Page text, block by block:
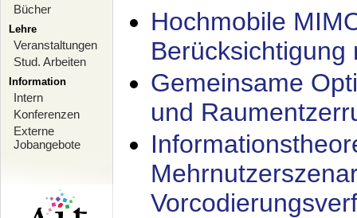
Bücher
Lehre
Veranstaltungen
Stud. Arbeiten
Information
Intern
Konferenzen
Externe
Jobangebote
Hochmobile
Berücksichtigung
Gemeinsame
und